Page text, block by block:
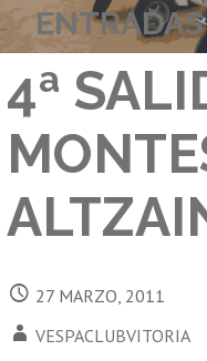
ENTRADAS
4ª
27 MARZO, 2011
VESPACLUBVITORIA